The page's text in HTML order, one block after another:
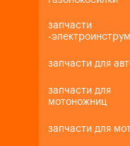
запчасти
-
запчасти для
запчасти для
мотоножниц
запчасти для